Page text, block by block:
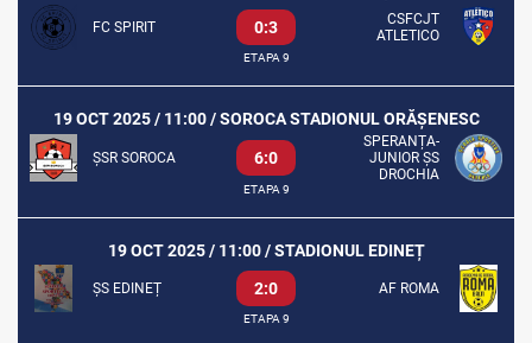
FC SPIRIT 0:3
CSFCJT
ATLETICO
ETAPA 9
19 OCT 2025 / 11:00 / SOROCA STADIONUL ORĂȘENESC
ȘSR SOROCA 6:0
SPERANȚA-
JUNIOR ȘS
DROCHIA
ETAPA 9
19 OCT 2025 / 11:00 / STADIONUL EDINEȚ
ȘS EDINEȚ 2:0 AF ROMA
ETAPA 9